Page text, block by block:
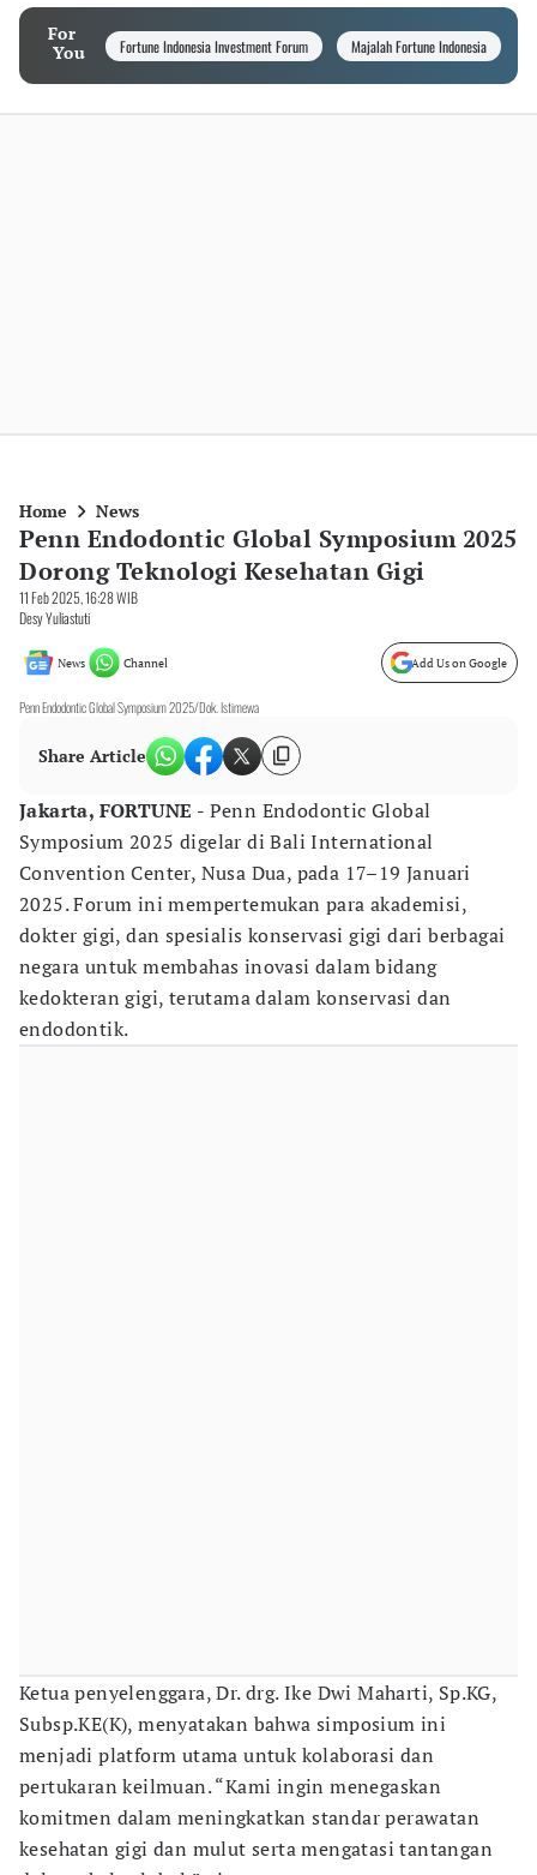
For
You
Fortune Indonesia Investment Forum Majalah Fortune Indonesia
Home News
Penn Endodontic Global Symposium 2025
Dorong Teknologi Kesehatan Gigi
11 Feb 2025, 16:28 WIB
Desy Yuliastuti
News Channel Add Us on Google
Penn Endodontic Global Symposium 2025/Dok. Istimewa
Share Article
Jakarta, FORTUNE - Penn Endodontic Global
Symposium 2025 digelar di Bali International
Convention Center, Nusa Dua, pada 17–19 Januari
2025. Forum ini mempertemukan para akademisi,
dokter gigi, dan spesialis konservasi gigi dari berbagai
negara untuk membahas inovasi dalam bidang
kedokteran gigi, terutama dalam konservasi dan
endodontik.
Ketua penyelenggara, Dr. drg. Ike Dwi Maharti, Sp.KG,
Subsp.KE(K), menyatakan bahwa simposium ini
menjadi platform utama untuk kolaborasi dan
pertukaran keilmuan. “Kami ingin menegaskan
komitmen dalam meningkatkan standar perawatan
kesehatan gigi dan mulut serta mengatasi tantangan